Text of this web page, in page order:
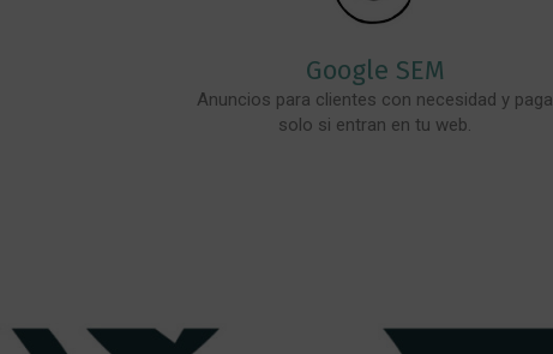
Google SEM
Anuncios para clientes con necesidad y paga
solo si entran en tu web.